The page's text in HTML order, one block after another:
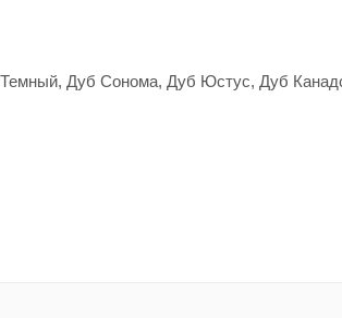
Дуб Сонома, Дуб Юстус, Дуб